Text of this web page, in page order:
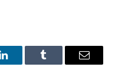
LinkedInTumblr
E-